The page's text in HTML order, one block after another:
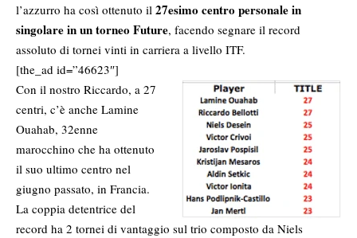
l’azzurro ha così ottenuto il 27esimo centro personale in
singolare in un torneo Future, facendo segnare il record
assoluto di tornei vinti in carriera a livello ITF.
[the_ad id=”46623″]
Con il nostro Riccardo, a 27
centri, c’è anche Lamine
Ouahab, 32enne
marocchino che ha ottenuto
il suo ultimo centro nel
giugno passato, in Francia.
La coppia detentrice del
record ha 2 tornei di vantaggio sul trio composto da Niels